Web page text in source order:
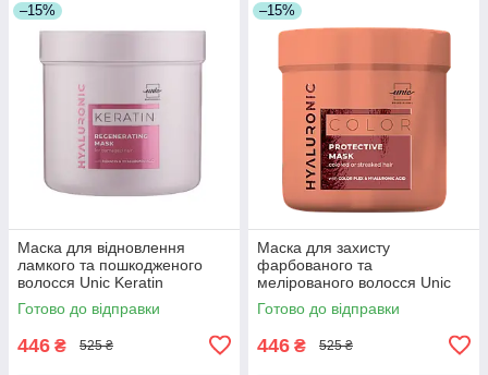
–15%
Маска для відновлення
ламкого та пошкодженого
волосся Unic Keratin
Hyaluronic 500 мл
Готово до відправки
446 ₴ 525 ₴
–15%
Маска для захисту
фарбованого та
мелірованого волосся Unic
Color Hyaloronic 500 мл
Готово до відправки
446 ₴ 525 ₴